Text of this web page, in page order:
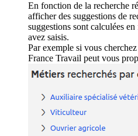
En fonction de la recherche
afficher des suggestions de
suggestions sont calculées
avez saisis.
Par exemple si vous
France Travail peut vous